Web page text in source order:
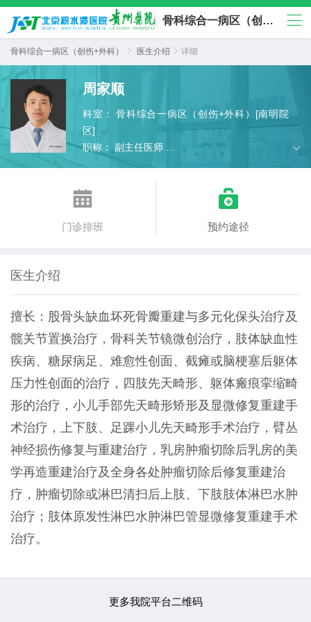
骨科综合一病区（创伤+外科）
骨科综合一病区（创伤+外科）  医生介绍  详细
周家顺
科室：
区]
职称： 副主任医师
肢体、指体离断再植与功能重建，手指
缺损修饰性再造，全身各部位骨缺损的重建与修
复，骨髓炎、骨感染、骨缺损的治疗，全身各部
管、神经损伤及缺损的修复与重建治疗，骨盆、

门诊排班

预约途径
医生介绍
擅长：股骨头缺血坏死骨瓣重建与多元化保头治疗及
髋关节置换治疗，骨科关节镜微创治疗，肢体缺血性
疾病、糖尿病足、难愈性创面、截瘫或脑梗塞后躯体
压力性创面的治疗，四肢先天畸形、躯体瘢痕挛缩畸
形的治疗，小儿手部先天畸形矫形及显微修复重建手
术治疗，上下肢、足踝小儿先天畸形手术治疗，臂丛
神经损伤修复与重建治疗，乳房肿瘤切除后乳房的美
学再造重建治疗及全身各处肿瘤切除后修复重建治
疗，肿瘤切除或淋巴清扫后上肢、下肢肢体淋巴水肿
治疗；肢体原发性淋巴水肿淋巴管显微修复重建手术
治疗。
更多我院平台二维码